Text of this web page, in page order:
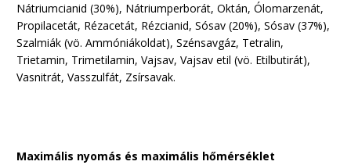
Nátriumcianid (30%), Nátriumperborát, Oktán, Ólomarzenát,
Propilacetát, Rézacetát, Rézcianid, Sósav (20%), Sósav (37%),
Szalmiák (vö. Ammóniákoldat), Szénsavgáz, Tetralin,
Trietamin, Trimetilamin, Vajsav, Vajsav etil (vö. Etilbutirát),
Vasnitrát, Vasszulfát, Zsírsavak.
Maximális nyomás és maximális hőmérséklet